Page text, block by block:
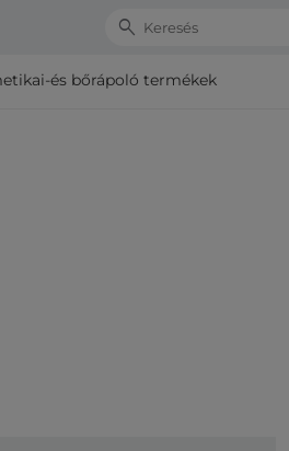
Search
és bőrápoló termékek